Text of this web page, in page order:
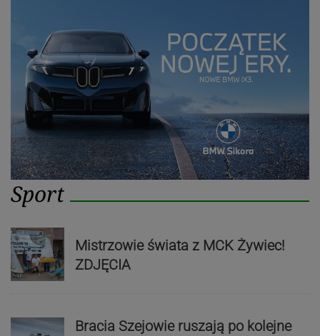
Sport
Mistrzowie świata z MCK Żywiec!
ZDJĘCIA
Bracia Szejowie ruszają po kolejne